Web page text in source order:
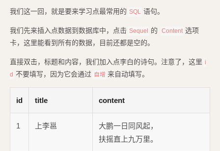
我们这一回，就是要来学习点最常用的 SQL 语句。
我们先来插入点数据到数据库中，点击 Sequel 的 Content 选项
卡，这里能看到所有的数据，目前还都是空的。
直接双击，标题和内容，我们加入点李白的诗句。注意了，这里 i
d 不要填写，因为它会通过 自增 来自动填写。
id title content
1 上李邕
大鹏一日同风起，
扶摇直上九万里。